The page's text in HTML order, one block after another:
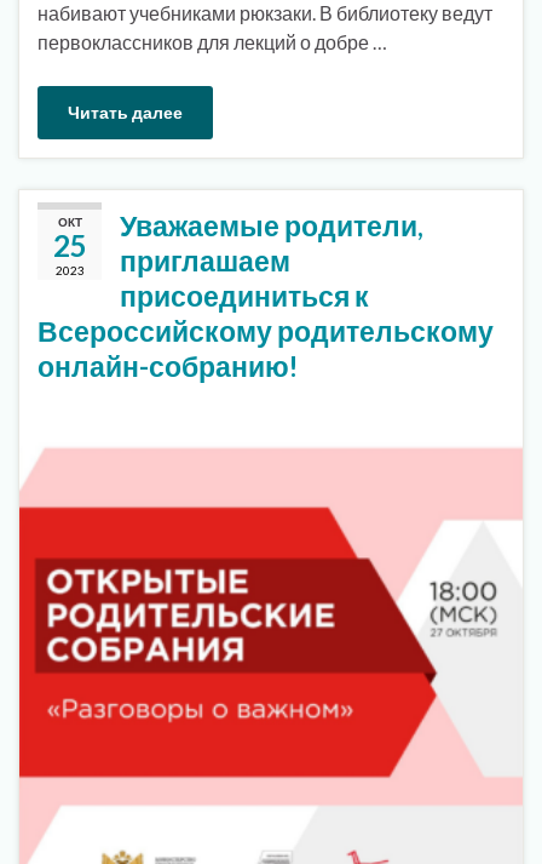
набивают учебниками рюкзаки. В библиотеку ведут
первоклассников для лекций о добре …
Читать далее
ОКТ
25
2023
Уважаемые родители,
приглашаем
присоединиться к
Всероссийскому родительскому
онлайн-собранию!